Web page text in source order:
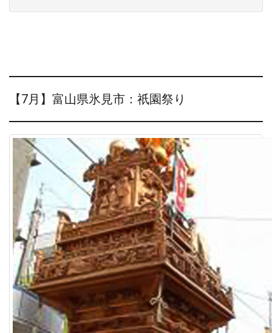
【7月】富山県氷見市：祇園祭り